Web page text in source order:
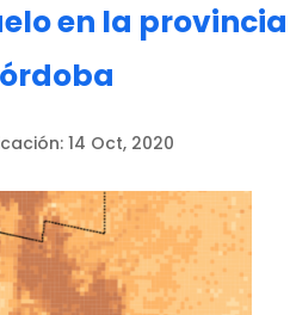
en la provincia
14 Oct, 2020